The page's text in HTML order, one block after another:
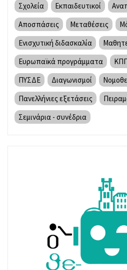
Σχολεία
Εκπαιδευτικοί
Αποσπάσεις
Μεταθέσεις
Ενισχυτική διδασκαλία
Ευρωπαϊκά προγράμματα
ΚΠΓ
ΠΥΣΔΕ
Διαγωνισμοί
Πανελλήνιες εξετάσεις
Σεμινάρια - συνέδρια